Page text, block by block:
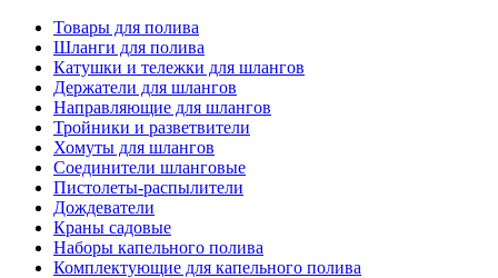
Товары для полива
Шланги для полива
Катушки и тележки для шлангов
Держатели для шлангов
Направляющие для шлангов
Тройники и разветвители
Хомуты для шлангов
Соединители шланговые
Пистолеты-распылители
Дождеватели
Краны садовые
Наборы капельного полива
Комплектующие для капельного полива